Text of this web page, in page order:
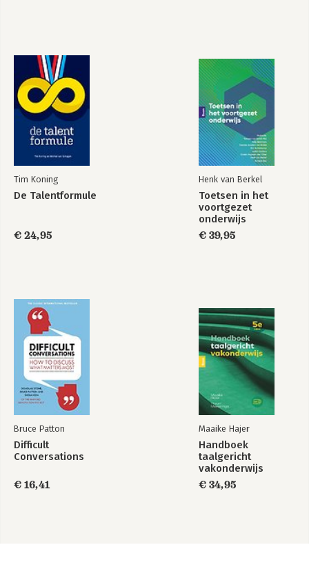
32. Succes verzekerd?
33. Wij leveren al jaren shit!
Over de auteur
Verantwoording
Tim Koning
De Talentformule
€ 24,95
Henk van Berkel
Toetsen in het
voortgezet
onderwijs
€ 39,95
Bruce Patton
Difficult
Conversations
€ 16,41
Maaike Hajer
Handboek
taalgericht
vakonderwijs
€ 34,95